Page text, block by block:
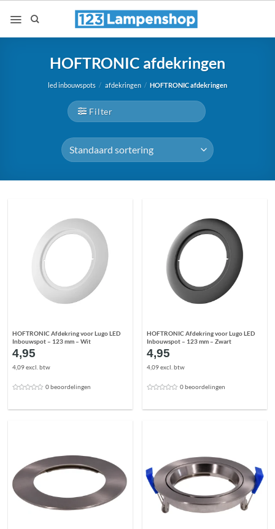
naar
HOFTRONIC afdekringen
led inbouwspots / afdekringen / HOFTRONIC afdekringen
Filter
HOFTRONIC Afdekring voor Lugo LED
Inbouwspot – 123 mm – Wit
4,95
4,09 excl. btw
0 beoordelingen
HOFTRONIC Afdekring voor Lugo LED
Inbouwspot – 123 mm – Zwart
4,95
4,09 excl. btw
0 beoordelingen